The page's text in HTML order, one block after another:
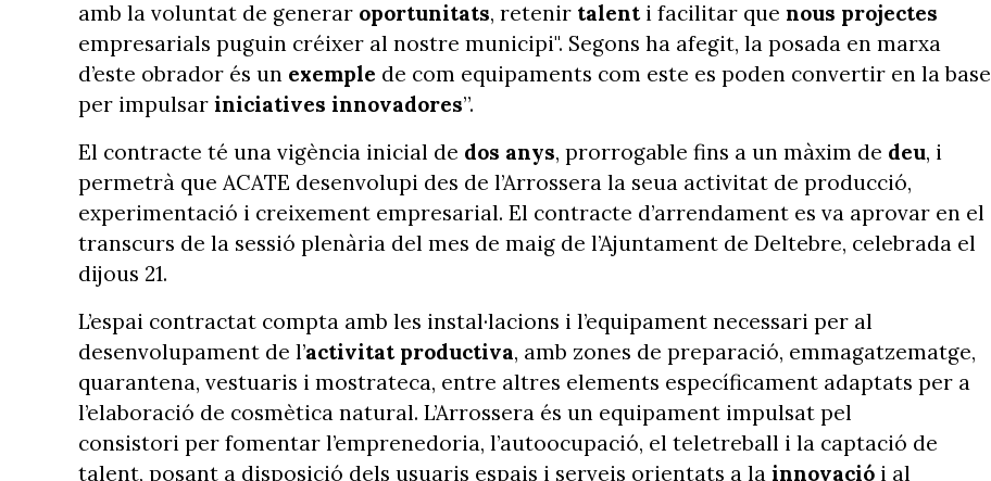
amb la voluntat de generar oportunitats, retenir talent i facilitar que nous projectes
empresarials puguin créixer al nostre municipi". Segons ha afegit, la posada en marxa
d’este obrador és un exemple de com equipaments com este es poden convertir en la base
per impulsar iniciatives innovadores”.
El contracte té una vigència inicial de dos anys, prorrogable fins a un màxim de deu, i
permetrà que ACATE desenvolupi des de l’Arrossera la seua activitat de producció,
experimentació i creixement empresarial. El contracte d’arrendament es va aprovar en el
transcurs de la sessió plenària del mes de maig de l’Ajuntament de Deltebre, celebrada el
dijous 21.
L’espai contractat compta amb les instal·lacions i l’equipament necessari per al
desenvolupament de l’activitatproductiva, amb zones de preparació, emmagatzematge,
quarantena, vestuaris i mostrateca, entre altres elements específicament adaptats per a
l’elaboració de cosmètica natural. L’Arrossera és un equipament impulsat pel
consistori per fomentar l’emprenedoria, l’autoocupació, el teletreball i la captació de
talent, posant a disposició dels usuaris espais i serveis orientats a la innovació i al